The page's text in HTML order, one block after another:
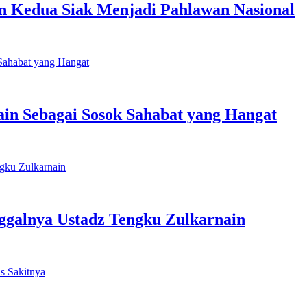
Kedua Siak Menjadi Pahlawan Nasional
Sebagai Sosok Sahabat yang Hangat
Ustadz Tengku Zulkarnain